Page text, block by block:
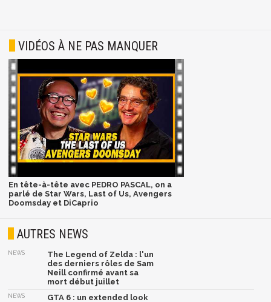
VIDÉOS À NE PAS MANQUER
En tête-à-tête avec PEDRO PASCAL, on a
parlé de Star Wars, Last of Us, Avengers
Doomsday et DiCaprio
AUTRES NEWS
NEWS
The Legend of Zelda : l'un
des derniers rôles de Sam
Neill confirmé avant sa
mort début juillet
NEWS
GTA 6 : un extended look